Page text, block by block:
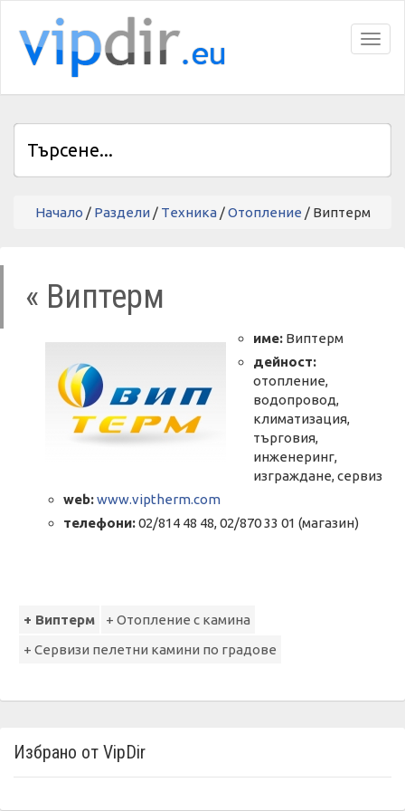
Начало / Раздели/ Tехника/Отопление / Виптерм
« Виптерм
име: Виптерм
дейност:
отопление,
водопровод,
климатизация,
търговия,
инженеринг,
изграждане, сервиз
web:www.viptherm.com
телефони:02/814 48 48, 02/870 33 01 (магазин)
+ Виптерм
+ Отопление с камина
+ Сервизи пелетни камини по градове
Избрано от VipDir